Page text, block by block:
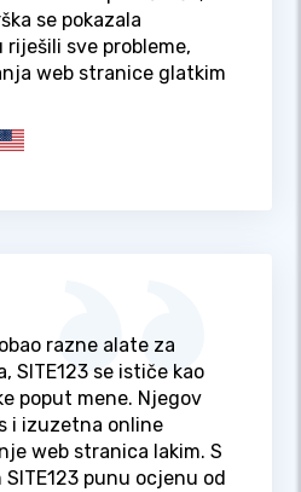
se pokazala
sve probleme,
web stranice glatkim
razne alate za
SITE123 se ističe kao
poput mene. Njegov
i izuzetna online
web stranica lakim. S
punu ocjenu od